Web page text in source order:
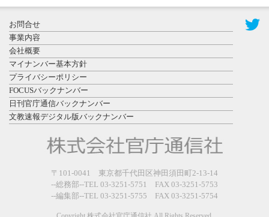
県警等と大
規模災害時
連携協定を
締結し...
2026年7月27
日更新
政経学部の
来春開設決
定を祝...
お問合せ
事業内容
会社概要
マイナンバー基本方針
プライバシーポリシー
FOCUSバックナンバー
日刊官庁通信バックナンバー
文教速報デジタル版バックナンバー
〒101-0041 東京都千代田区神田須田町2-13-14
--総務部--TEL 03-3251-5751 FAX 03-3251-5753
--編集部--TEL 03-3251-5755 FAX 03-3251-5754